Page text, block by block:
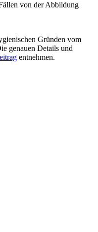
von der Abbildung
Gründen vom
genauen Details und
entnehmen.